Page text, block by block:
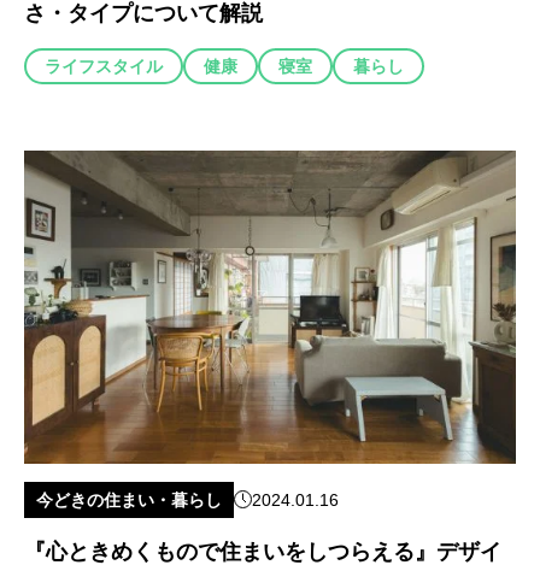
さ・タイプについて解説
ライフスタイル 健康 寝室 暮らし
今どきの住まい・暮らし 2024.01.16
『心ときめくもので住まいをしつらえる』デザイ